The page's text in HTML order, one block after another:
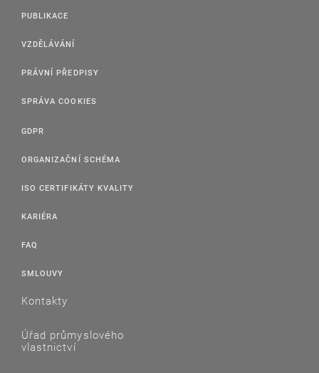
PUBLIKACE
VZDĚLÁVÁNÍ
PRÁVNÍ PŘEDPISY
SPRÁVA COOKIES
GDPR
ORGANIZAČNÍ SCHÉMA
ISO CERTIFIKÁTY KVALITY
KARIÉRA
FAQ
SMLOUVY
Kontakty
Úřad průmyslového
vlastnictví